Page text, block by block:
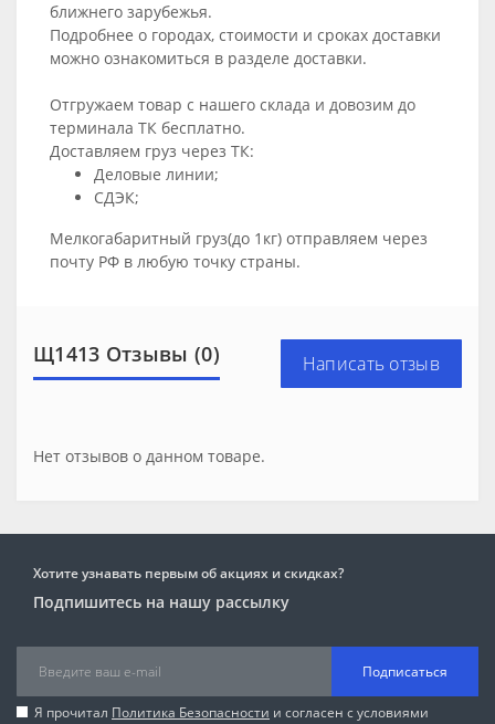
ближнего зарубежья.
Подробнее о городах, стоимости и сроках доставки
можно ознакомиться в разделе доставки.
Отгружаем товар с нашего склада и довозим до
терминала ТК бесплатно.
Доставляем груз через ТК:
Деловые линии;
СДЭК;
Мелкогабаритный груз(до 1кг) отправляем через
почту РФ в любую точку страны.
Щ1413 Отзывы (0) Написать отзыв
Нет отзывов о данном товаре.
Хотите узнавать первым об акциях и скидках?
Подпишитесь на нашу рассылку
Подписаться
Я прочитал Политика Безопасности и согласен с условиями